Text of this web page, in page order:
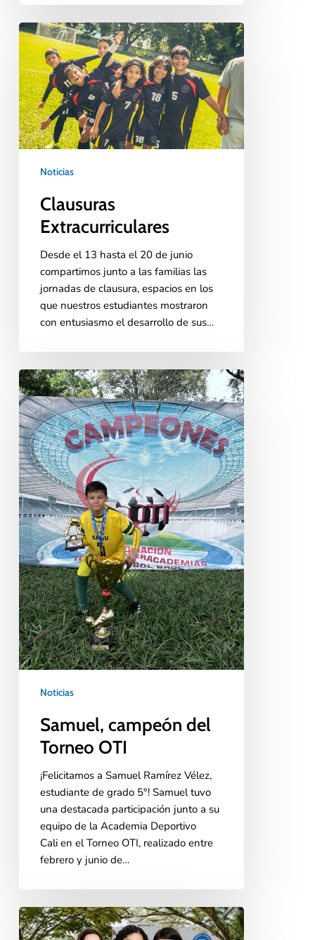
Noticias
Clausuras
Extracurriculares
Desde el 13 hasta el 20 de junio
compartimos junto a las familias las
jornadas de clausura, espacios en los
que nuestros estudiantes mostraron
con entusiasmo el desarrollo de sus…
Noticias
Samuel, campeón del
Torneo OTI
¡Felicitamos a Samuel Ramírez Vélez,
estudiante de grado 5°! Samuel tuvo
una destacada participación junto a su
equipo de la Academia Deportivo
Cali en el Torneo OTI, realizado entre
febrero y junio de…